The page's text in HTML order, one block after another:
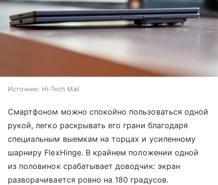
Источник: Hi-Tech Mail
Смартфоном можно спокойно пользоваться одной
рукой, легко раскрывать его грани благодаря
специальным выемкам на торцах и усиленному
шарниру FlexHinge. В крайнем положении одной
из половинок срабатывает доводчик: экран
разворачивается ровно на 180 градусов.